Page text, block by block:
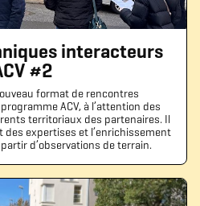
interacteurs
#2
format de rencontres
ACV, à l’attention des
territoriaux des partenaires. Il
expertises et l’enrichissement
d’observations de terrain.